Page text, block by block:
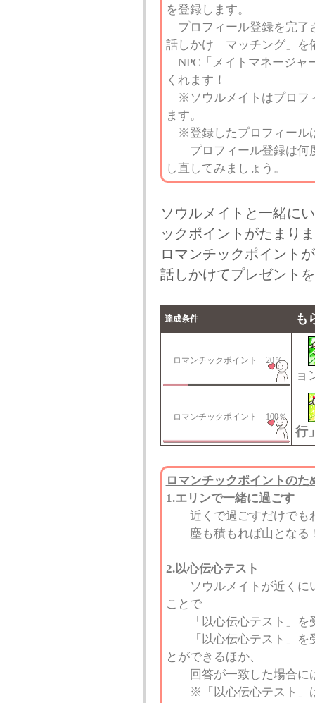
を登録します。
プロフィール登録を完了
話しかけ「マッチング」を
NPC「メイトマネージャ
くれます！
※ソウルメイトはプロフ
ます。
※登録したプロフィール
プロフィール登録は何
し直してみましょう。
ソウルメイトと一緒に
ックポイントがたまり
ロマンチックポイント
話しかけてプレゼント
達成条件 も
ロマンチックポイント 20％
ョ
ロマンチックポイント 100％
行
ロマンチックポイントのた
1.エリンで一緒に過ごす
近くで過ごすだけでも
塵も積もれば山となる
2.以心伝心テスト
ソウルメイトが近くにい
ことで
「以心伝心テスト」を
「以心伝心テスト」を
とができるほか、
回答が一致した場合に
※「以心伝心テスト」は